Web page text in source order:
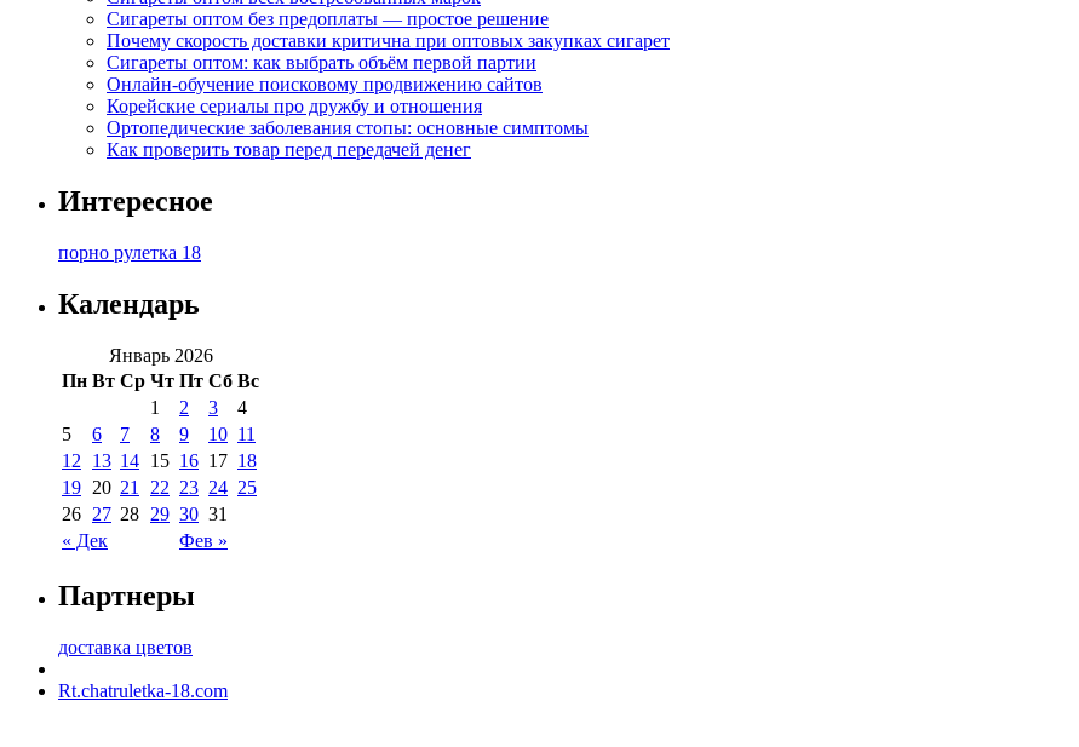
Сигареты оптом без предоплаты — простое решение
Почему скорость доставки критична при оптовых закупках сигарет
Сигареты оптом: как выбрать объём первой партии
Онлайн-обучение поисковому продвижению сайтов
Корейские сериалы про дружбу и отношения
Ортопедические заболевания стопы: основные симптомы
Как проверить товар перед передачей денег
Интересное
порно рулетка 18
Календарь
Январь 2026
Пн Вт Ср Чт Пт Сб Вс
« Дек Фев »
1 2 3
4
5
6 7 8 9 10 11
12
13 14 15 16 17 18
19 20 21 22 23 24 25
26 27 28 29 30 31
Партнеры
доставка цветов
Rt.chatruletka-18.com